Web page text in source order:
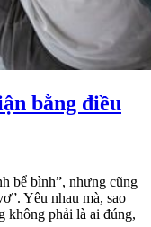
bằng điều
bể bình”, nhưng cũng
Yêu nhau mà, sao
không phải là ai đúng,